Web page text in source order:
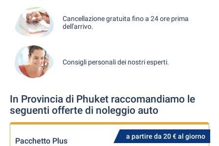
Cancellazione gratuita fino a 24 ore prima
dell'arrivo.
Consigli personali dei nostri esperti.
In Provincia di Phuket raccomandiamo le
seguenti offerte di noleggio auto
a partire da 20 € al giorno
Pacchetto Plus